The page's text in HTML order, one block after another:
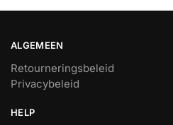
ALGEMEEN
Retourneringsbeleid
Privacybeleid
HELP